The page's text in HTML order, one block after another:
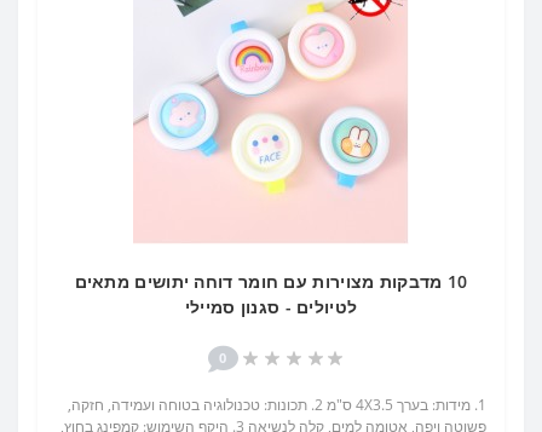
10 מדבקות מצוירות עם חומר דוחה יתושים מתאים
לטיולים - סגנון סמיילי
0
1. מידות: בערך 4X3.5 ס"מ 2. תכונות: טכנולוגיה בטוחה ועמידה, חזקה,
פשוטה ויפה, אטומה למים, קלה לנשיאה 3. היקף השימוש: קמפינג בחוץ,